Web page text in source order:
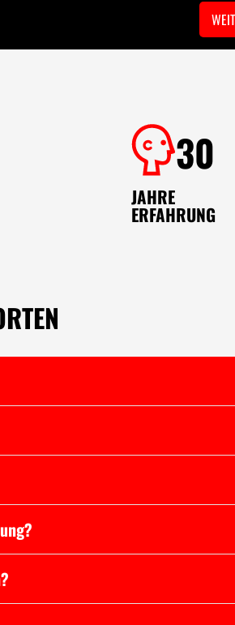
30
JAHRE
ERFAHRUNG